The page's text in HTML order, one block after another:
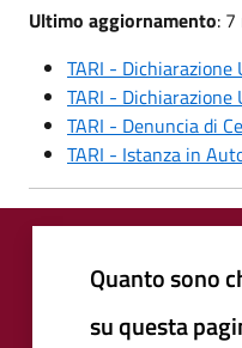
Ultimo aggiornamento:
TARI - Dichiarazione
TARI -
TARI - Denuncia di
TARI - Istanza in
Quanto sono
su questa